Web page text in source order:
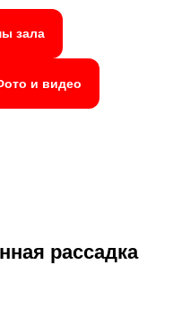
зала
и видео
рассадка